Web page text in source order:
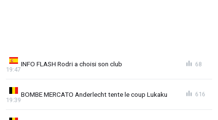
INFO FLASH Rodri a choisi son club
19:47
68
BOMBE MERCATO Anderlecht tente le coup Lukaku
19:39
616